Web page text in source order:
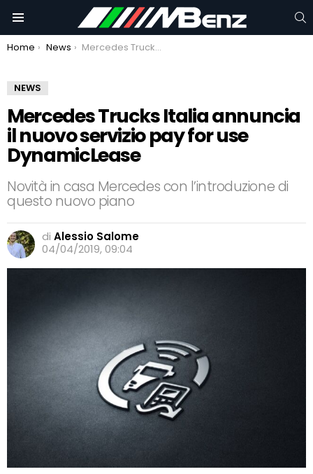
You are here:
Home News Mercedes Trucks Italia annuncia il nuovo servizio pay for use DynamicLease
NEWS
Mercedes Trucks Italia annuncia
il nuovo servizio pay for use
DynamicLease
Novità in casa Mercedes con l’introduzione di
questo nuovo piano
di Alessio Salome
04/04/2019, 09:04